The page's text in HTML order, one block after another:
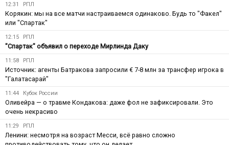
12:31 РПЛ
Корякин: мы на все матчи настраиваемся одинаково. Будь то "Факел"
или "Спартак"
12:15 РПЛ
"Спартак" объявил о переходе Мирлинда Даку
11:58 РПЛ
Источник: агенты Батракова запросили € 7-8 млн за трансфер игрока в
"Галатасарай"
11:44 Кубок России
Оливейра — о травме Кондакова: даже фол не зафиксировали. Это
очень некрасиво
11:29 РПЛ
Ленини: несмотря на возраст Месси, всё равно сложно